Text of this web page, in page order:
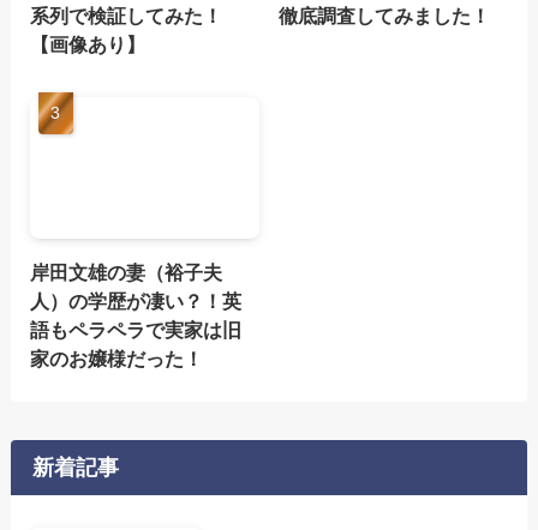
系列で検証してみた！
【画像あり】
徹底調査してみました！
岸田文雄の妻（裕子夫
人）の学歴が凄い？！英
語もペラペラで実家は旧
家のお嬢様だった！
新着記事